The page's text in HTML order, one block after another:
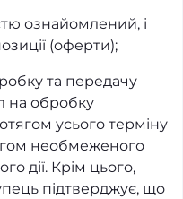
ознайомлений, і
(оферти);
та передачу
на обробку
усього терміну
необмеженого
дії. Крім цього,
підтверджує, що